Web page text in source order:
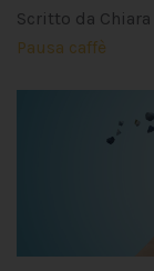
Scritto da
Pausa caffè